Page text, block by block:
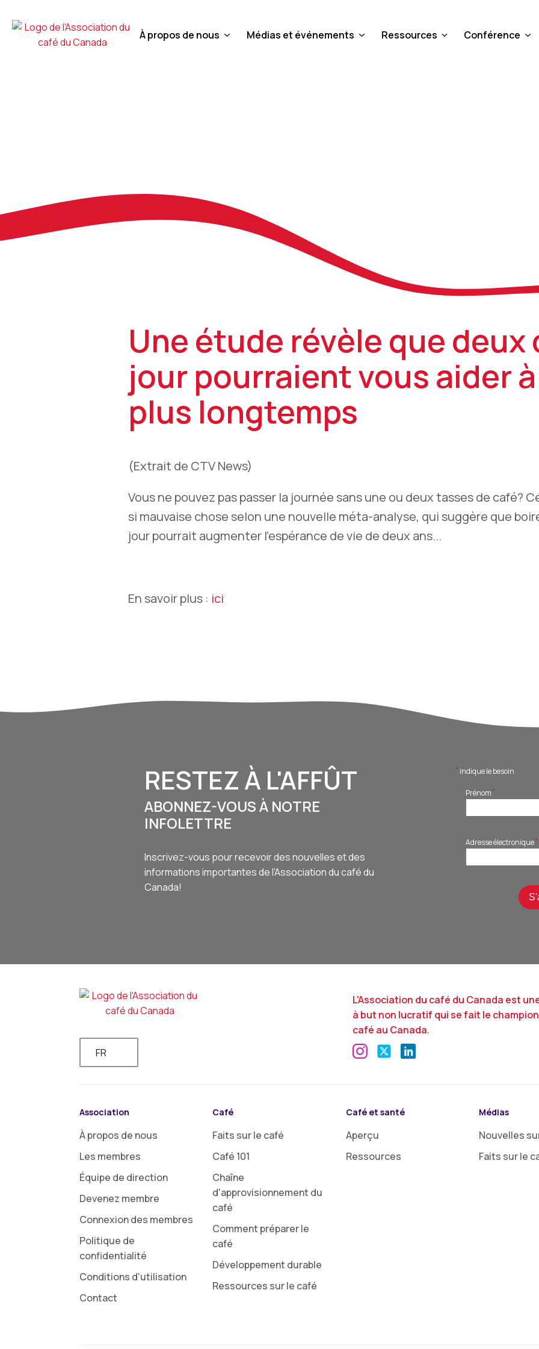
À propos de nous Médias et événements Ressources Conférence
Une étude révèle que deux
jour pourraient vous aider
plus longtemps
(Extrait de CTV News)
Vous ne pouvez pas passer la journée sans une ou deux tasses de café?
si mauvaise chose selon une nouvelle méta-analyse, qui suggère que
jour pourrait augmenter l'espérance de vie de deux ans...
En savoir plus : ici
RESTEZ À L'AFFÛT
ABONNEZ-VOUS À NOTRE
INFOLETTRE
Inscrivez-vous pour recevoir des nouvelles et des
informations importantes de l'Association du café du
Canada!
* indique le besoin
Prénom*
Adresse électronique*
FR
L'Association du café du Canada est
à but non lucratif qui se fait le
café au Canada.
Association
À propos de nous
Les membres
Équipe de direction
Devenez membre
Connexion des membres
Politique de
confidentialité
Conditions d'utilisation
Contact
Café
Faits sur le café
Café 101
Chaîne
d'approvisionnement du
café
Comment préparer le
café
Développement durable
Ressources sur le café
Café et santé
Aperçu
Ressources
Médias
Nouvelles
Faits sur le